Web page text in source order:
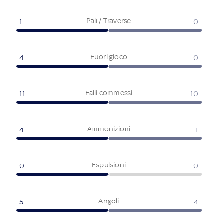
Pali / Traverse
1 0
Fuori gioco
4 0
Falli commessi
11 10
Ammonizioni
4 1
Espulsioni
0 0
Angoli
5 4